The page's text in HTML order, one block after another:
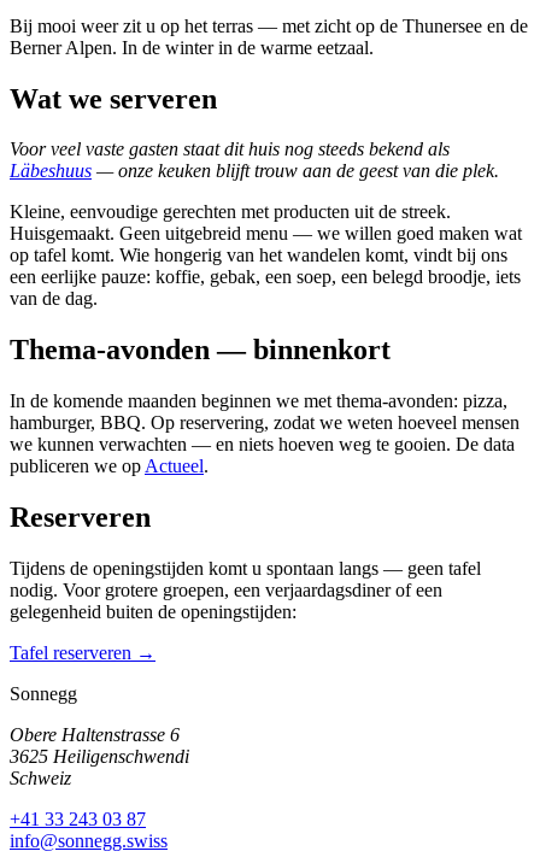
Bij mooi weer zit u op het terras — met zicht op de Thunersee en de
Berner Alpen. In de winter in de warme eetzaal.
Wat we serveren
Voor veel vaste gasten staat dit huis nog steeds bekend als
Läbeshuus — onze keuken blijft trouw aan de geest van die plek.
Kleine, eenvoudige gerechten met producten uit de streek.
Huisgemaakt. Geen uitgebreid menu — we willen goed maken wat
op tafel komt. Wie hongerig van het wandelen komt, vindt bij ons
een eerlijke pauze: koffie, gebak, een soep, een belegd broodje, iets
van de dag.
Thema-avonden — binnenkort
In de komende maanden beginnen we met thema-avonden: pizza,
hamburger, BBQ. Op reservering, zodat we weten hoeveel mensen
we kunnen verwachten — en niets hoeven weg te gooien. De data
publiceren we op Actueel.
Reserveren
Tijdens de openingstijden komt u spontaan langs — geen tafel
nodig. Voor grotere groepen, een verjaardagsdiner of een
gelegenheid buiten de openingstijden:
Tafel reserveren →
Sonnegg
Obere Haltenstrasse 6
3625 Heiligenschwendi
Schweiz
+41 33 243 03 87
info@sonnegg.swiss